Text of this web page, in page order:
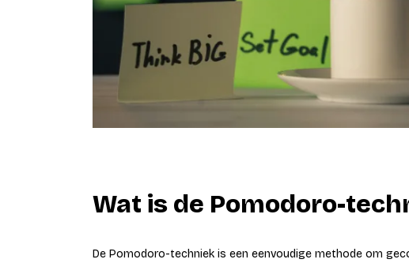
Wat is de Pomodoro-
De Pomodoro-techniek is een eenvoudige methode om